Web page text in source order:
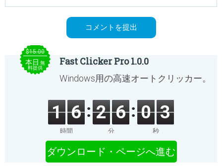
$15.00
本日 無
料提供
Fast Clicker Pro 1.0.0
Windows用の高速オートクリッカー。
1 6
時間
2 6
分
0 3
秒
ダウンロード・ページへ進む